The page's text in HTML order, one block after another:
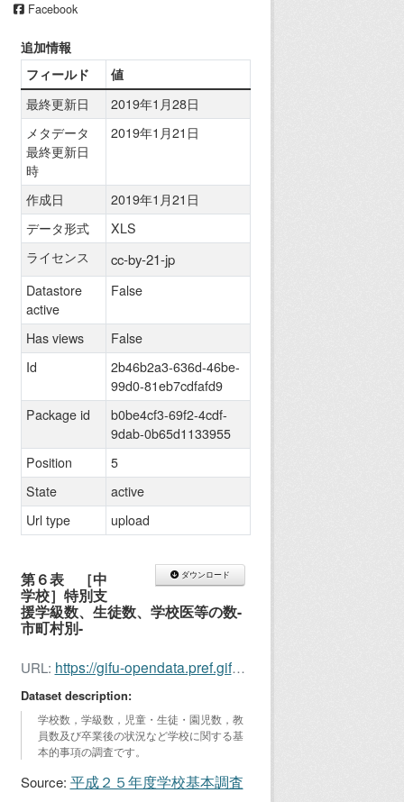
ダウンロード
第６表 ［中
学校］特別支
援学級数、生徒数、学校医等の数-
市町村別-
URL: https://gifu-opendata.pref.gifu.lg.jp/dataset/b0be4cf3-69f2-4cdf-9dab-0b65d1133955/resource/2b46b2a3-636d-46be-99d0-81eb7cdfafd9/download/kihon20136.xls
Dataset description:
学校数，学級数，児童・生徒・園児数，教
員数及び卒業後の状況など学校に関する基
本的事項の調査です。
Source: 平成２５年度学校基本調査
Facebook
追加情報
フィールド
値
最終更新日
2019年1月28日
メタデータ
最終更新日
時
2019年1月21日
作成日
2019年1月21日
データ形式
XLS
ライセンス
cc-by-21-jp
Datastore
active
False
Has views
False
Id
2b46b2a3-636d-46be-
99d0-81eb7cdfafd9
Package id
b0be4cf3-69f2-4cdf-
9dab-0b65d1133955
Position
5
State
active
Url type
upload